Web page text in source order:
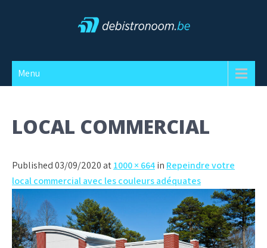
Debistronoom
Menu
LOCAL COMMERCIAL
Published 03/09/2020 at1000 × 664in Repeindre votre
local commercial avec les couleurs adéquates